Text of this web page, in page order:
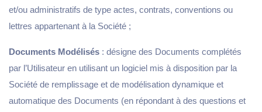
et/ou administratifs de type actes, contrats, conventions ou
lettres appartenant à la Société ;
Documents Modélisés : désigne des Documents complétés
par l’Utilisateur en utilisant un logiciel mis à disposition par la
Société de remplissage et de modélisation dynamique et
automatique des Documents (en répondant à des questions et